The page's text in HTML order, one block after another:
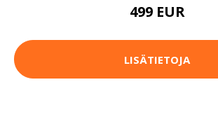
499 EUR
LISÄTIETOJA